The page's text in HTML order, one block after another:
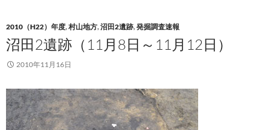
2010（H22）年度,村山地方,沼田2遺跡,発掘調査速報
沼田2遺跡（11月8日～11月12日）
2010年11月16日